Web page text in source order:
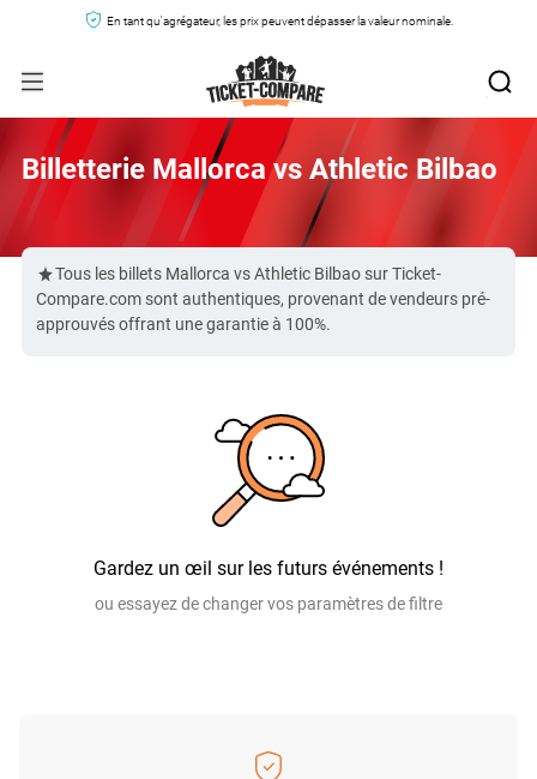
En tant qu'agrégateur, les prix peuvent dépasser la valeur nominale.
Billetterie Mallorca vs Athletic Bilbao
Tous les billets Mallorca vs Athletic Bilbao sur Ticket-
Compare.com sont authentiques, provenant de vendeurs pré-
approuvés offrant une garantie à 100%.
Gardez un œil sur les futurs événements !
ou essayez de changer vos paramètres de filtre